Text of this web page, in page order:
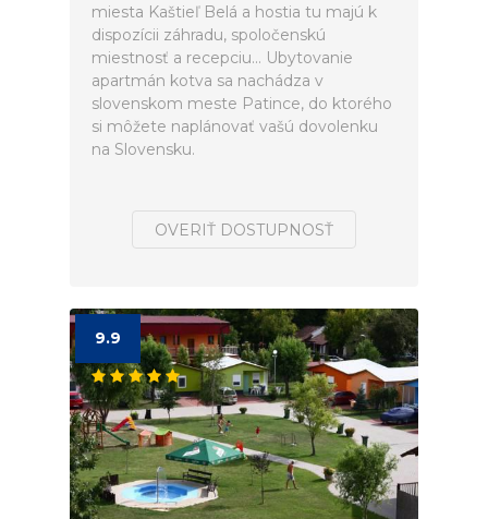
miesta Kaštieľ Belá a hostia tu majú k
dispozícii záhradu, spoločenskú
miestnosť a recepciu... Ubytovanie
apartmán kotva sa nachádza v
slovenskom meste Patince, do ktorého
si môžete naplánovať vašú dovolenku
na Slovensku.
OVERIŤ DOSTUPNOSŤ
9.9